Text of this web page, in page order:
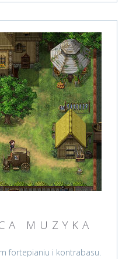
MUZYKA
fortepianiu i kontrabasu.